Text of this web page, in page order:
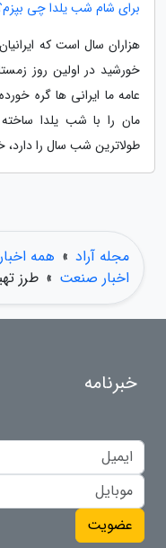
برای شام شب یلدا چی
هزاران سال است که
خورشید در اولین روز
عامه ما ایرانی ها گره
مان را با شب یلدا
طولاترین شب سال را دارد،
مجله آراد » همه
اخبار صنعت » طرز
خبرنامه
عضویت